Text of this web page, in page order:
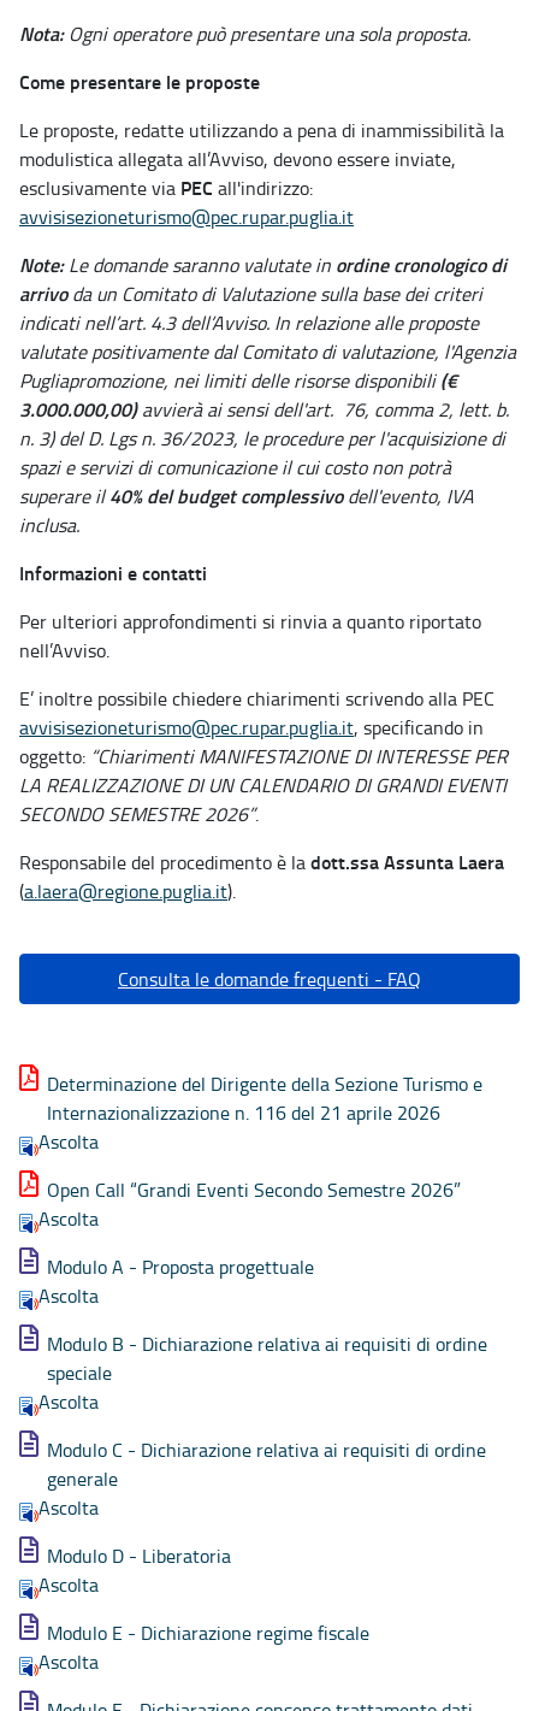
Nota: Ogni operatore può presentare una sola proposta.
Come presentare le proposte
Le proposte, redatte utilizzando a pena di inammissibilità la
modulistica allegata all’Avviso, devono essere inviate,
esclusivamente via PEC all'indirizzo:
avvisisezioneturismo@pec.rupar.puglia.it
Note:Le domande saranno valutate in ordine cronologico di
arrivoda un Comitato di Valutazione sulla base dei criteri
indicati nell’art. 4.3 dell’Avviso. In relazione alle proposte
valutate positivamente dal Comitato di valutazione, l'Agenzia
Pugliapromozione, nei limiti delle risorse disponibili(€
3.000.000,00)avvierà ai sensi dell'art. 76, comma 2, lett. b.
n. 3) del D. Lgs n. 36/2023, le procedure per l'acquisizione di
spazi e servizi di comunicazione il cui costo non potrà
superare il40% del budget complessivodell'evento, IVA
inclusa.
Informazioni e contatti
Per ulteriori approfondimenti si rinvia a quanto riportato
nell’Avviso.
E’ inoltre possibile chiedere chiarimenti scrivendo alla PEC
avvisisezioneturismo@pec.rupar.puglia.it, specificando in
oggetto: “Chiarimenti MANIFESTAZIONE DI INTERESSE PER
LA REALIZZAZIONE DI UN CALENDARIO DI GRANDI EVENTI
SECONDO SEMESTRE 2026”.
Responsabile del procedimento è ladott.ssa Assunta Laera
(a.laera@regione.puglia.it).
Consulta le domande frequenti - FAQ
Determinazione del Dirigente della Sezione Turismo e
Internazionalizzazione n. 116 del 21 aprile 2026
Ascolta
Open Call “Grandi Eventi Secondo Semestre 2026”
Ascolta
Modulo A - Proposta progettuale
Ascolta
Modulo B - Dichiarazione relativa ai requisiti di ordine
speciale
Ascolta
Modulo C - Dichiarazione relativa ai requisiti di ordine
generale
Ascolta
Modulo D - Liberatoria
Ascolta
Modulo E - Dichiarazione regime fiscale
Ascolta